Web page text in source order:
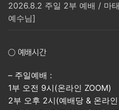
2026.8.2 주일 2부 예배 / 마
예수님]
○ 예배시간
– 주일예배 :
1부 오전 9시(온라인 ZOOM)
2부 오후 2시(예배당 & 온라